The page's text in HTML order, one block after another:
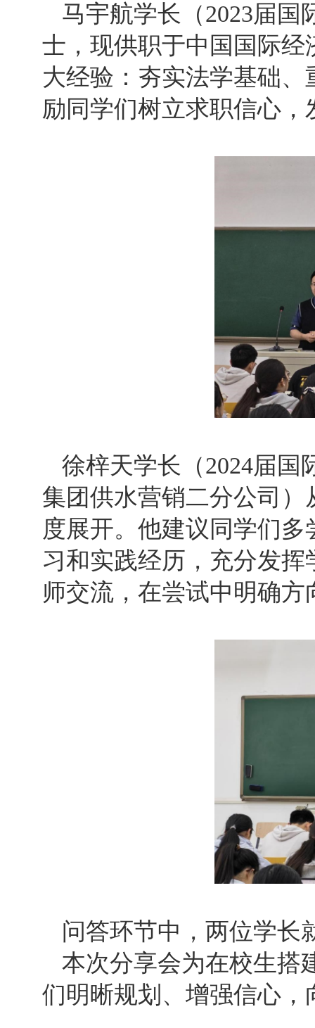
马宇航学长（2023届
士，现供职于中国国际
大经验：夯实法学基础
励同学们树立求职信心
徐梓天学长（2024届国
集团供水营销二分公司
度展开。他建议同学们
习和实践经历，充分发
师交流，在尝试中明确方
问答环节中，两位学长
本次分享会为在校生搭
们明晰规划、增强信心